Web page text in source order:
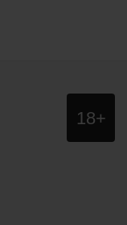
18+
сайт НЕ
для